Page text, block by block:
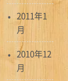
2011年1
月
2010年12
月